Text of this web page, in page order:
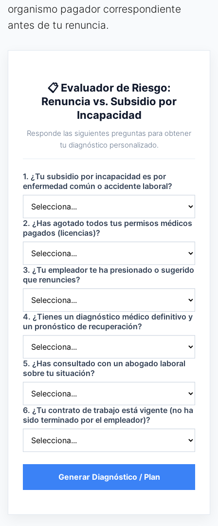
organismo pagador correspondiente
antes de tu renuncia.
📋 Evaluador de Riesgo:
Renuncia vs. Subsidio por
Incapacidad
Responde las siguientes preguntas para obtener
tu diagnóstico personalizado.
1. ¿Tu subsidio por incapacidad es por
enfermedad común o accidente laboral?
2. ¿Has agotado todos tus permisos médicos
pagados (licencias)?
3. ¿Tu empleador te ha presionado o sugerido
que renuncies?
4. ¿Tienes un diagnóstico médico definitivo y
un pronóstico de recuperación?
5. ¿Has consultado con un abogado laboral
sobre tu situación?
6. ¿Tu contrato de trabajo está vigente (no ha
sido terminado por el empleador)?
Generar Diagnóstico / Plan